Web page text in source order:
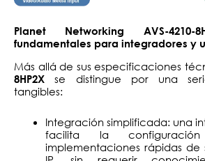
Planet Networking AVS-4210-
fundamentales para integradores y
Más allá de sus especificaciones
8HP2X se distingue por una
tangibles:
Integración simplificada: una
facilita la
implementaciones rápidas de